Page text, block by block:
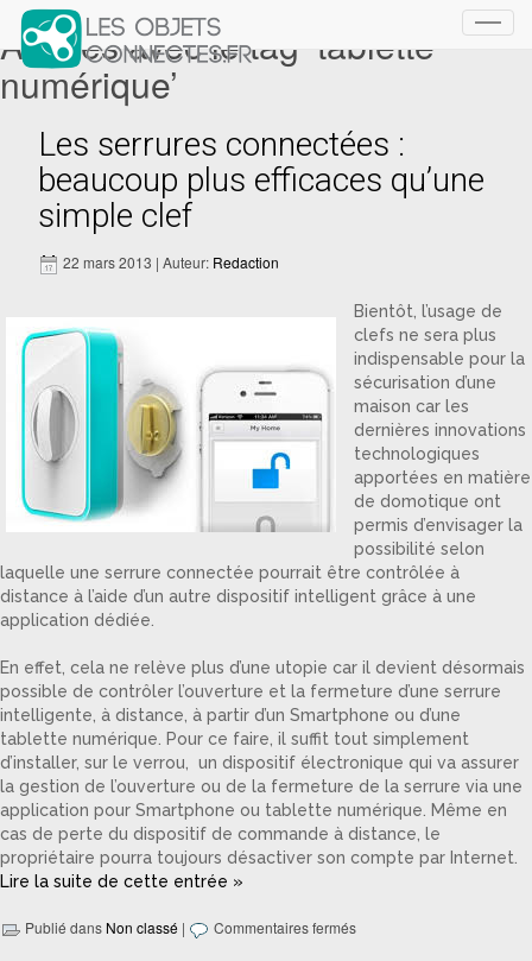
Articles avec le tag ‘tablette
numérique’
Les serrures connectées :
beaucoup plus efficaces qu’une
simple clef
22 mars 2013 | Auteur: Redaction
Bientôt, l’usage de
clefs ne sera plus
indispensable pour la
sécurisation d’une
maison car les
dernières innovations
technologiques
apportées en matière
de domotique ont
permis d’envisager la
possibilité selon
laquelle une serrure connectée pourrait être contrôlée à
distance à l’aide d’un autre dispositif intelligent grâce à une
application dédiée.
En effet, cela ne relève plus d’une utopie car il devient désormais
possible de contrôler l’ouverture et la fermeture d’une serrure
intelligente, à distance, à partir d’un Smartphone ou d’une
tablette numérique. Pour ce faire, il suffit tout simplement
d’installer, sur le verrou, un dispositif électronique qui va assurer
la gestion de l’ouverture ou de la fermeture de la serrure via une
application pour Smartphone ou tablette numérique. Même en
cas de perte du dispositif de commande à distance, le
propriétaire pourra toujours désactiver son compte par Internet.
Lire la suite de cette entrée »
Publié dans Non classé | Commentaires fermés